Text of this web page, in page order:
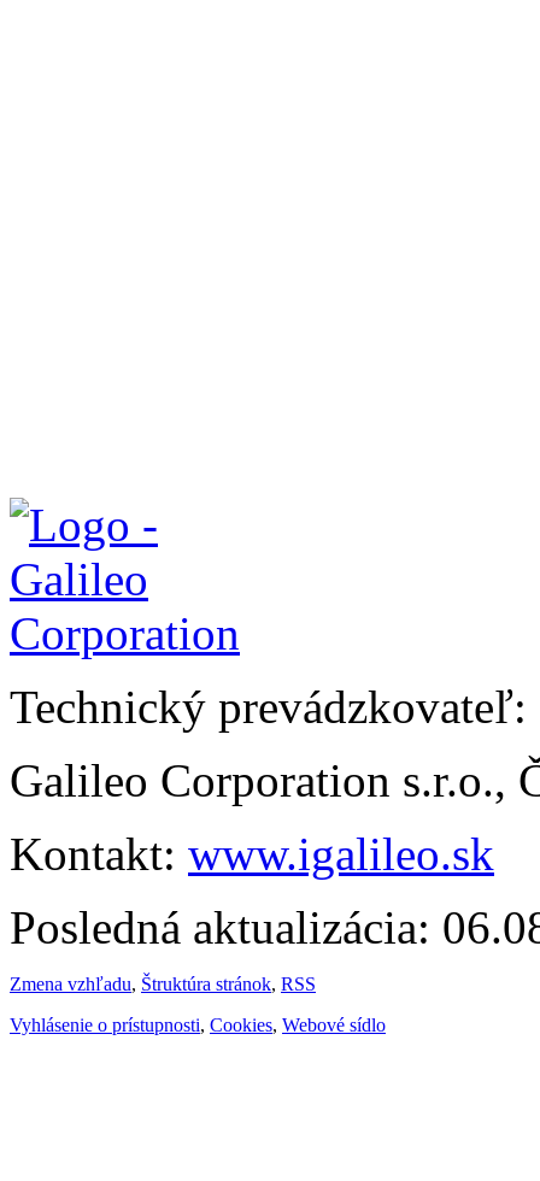
Technický prevádzkovateľ:
Galileo Corporation s.r.o.,
Kontakt: www.igalileo.sk
Posledná aktualizácia:
Zmena vzhľadu, Štruktúra stránok, RSS
Vyhlásenie o prístupnosti, Cookies, Webové sídlo